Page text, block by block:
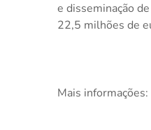
e disseminação
22,5 milhões de
Mais informações: